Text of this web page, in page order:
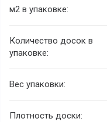
м2 в упаковке:
Количество досок в
упаковке:
Вес упаковки:
Плотность доски: